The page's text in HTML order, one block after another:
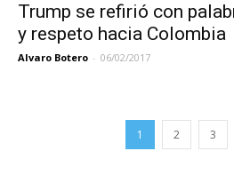
Trump se refirió con
y respeto hacia Colombia
Alvaro Botero - 06/02/2017
1 2 3